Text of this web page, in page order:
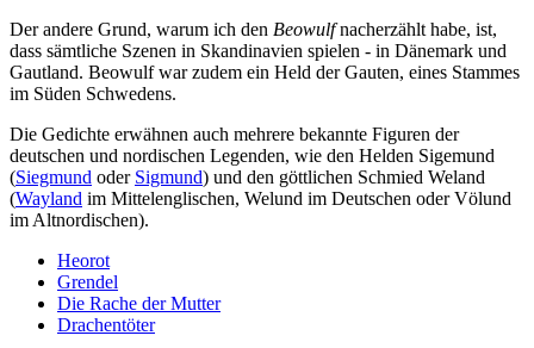
Der andere Grund, warum ich den Beowulfnacherzählt habe, ist,
dass sämtliche Szenen in Skandinavien spielen - in Dänemark und
Gautland. Beowulf war zudem ein Held der Gauten, eines Stammes
im Süden Schwedens.
Die Gedichte erwähnen auch mehrere bekannte Figuren der
deutschen und nordischen Legenden, wie den Helden Sigemund
(Siegmund oder Sigmund) und den göttlichen Schmied Weland
(Wayland im Mittelenglischen, Welund im Deutschen oder Völund
im Altnordischen).
Heorot
Grendel
Die Rache der Mutter
Drachentöter